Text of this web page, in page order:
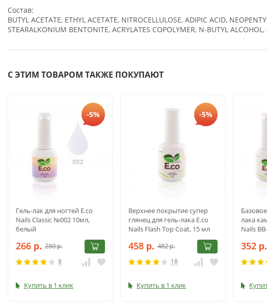
Состав:
BUTYL ACETATE, ETHYL ACETATE, NITROCELLULOSE, ADIPIC ACID,
STEARALKONIUM BENTONITE, ACRYLATES COPOLYMER, N-BUTYL
С ЭТИМ ТОВАРОМ ТАКЖЕ ПОКУПАЮТ
-5%
Гель-лак для ногтей E.co
Nails Classic №002 10мл,
белый
266 р. 280р.
8
Купить в 1 клик
-5%
Верхнее покрытие супер
глянец для гель-лака E.co
Nails Flash Top Coat, 15 мл
458 р. 482р.
18
Купить в 1 клик
лака
Nails
352 р.